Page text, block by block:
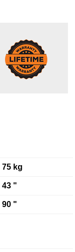
75 kg
43 "
90 "